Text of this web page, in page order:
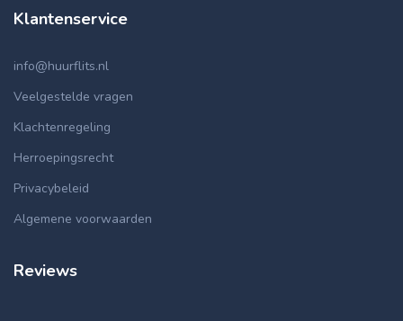
Klantenservice
info@huurflits.nl
Veelgestelde vragen
Klachtenregeling
Herroepingsrecht
Privacybeleid
Algemene voorwaarden
Reviews